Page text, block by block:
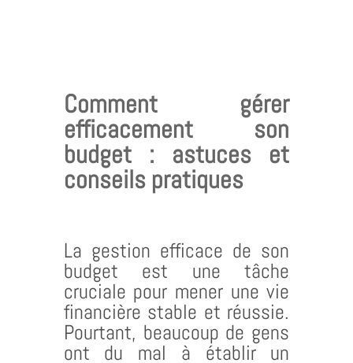
Comment gérer
efficacement son
budget : astuces et
conseils pratiques
La gestion efficace de son
budget est une tâche
cruciale pour mener une vie
financière stable et réussie.
Pourtant, beaucoup de gens
ont du mal à établir un